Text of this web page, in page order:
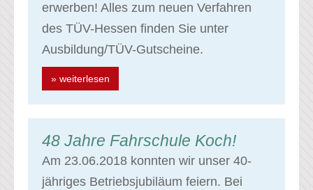
erwerben! Alles zum neuen Verfahren
des TÜV-Hessen finden Sie unter
Ausbildung/TÜV-Gutscheine.
» weiterlesen
48 Jahre Fahrschule Koch!
Am 23.06.2018 konnten wir unser 40-
jähriges Betriebsjubiläum feiern. Bei